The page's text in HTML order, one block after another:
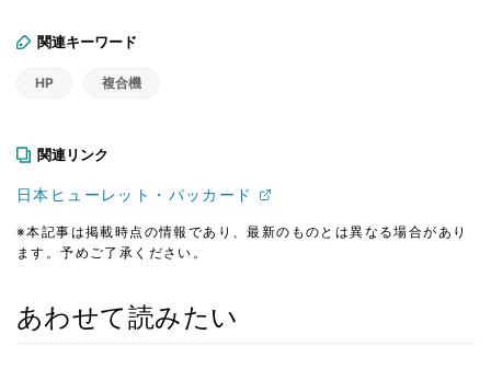
関連キーワード
HP 複合機
関連リンク
日本ヒューレット・パッカード
※本記事は掲載時点の情報であり、最新のものとは異なる場合があり
ます。予めご了承ください。
あわせて読みたい